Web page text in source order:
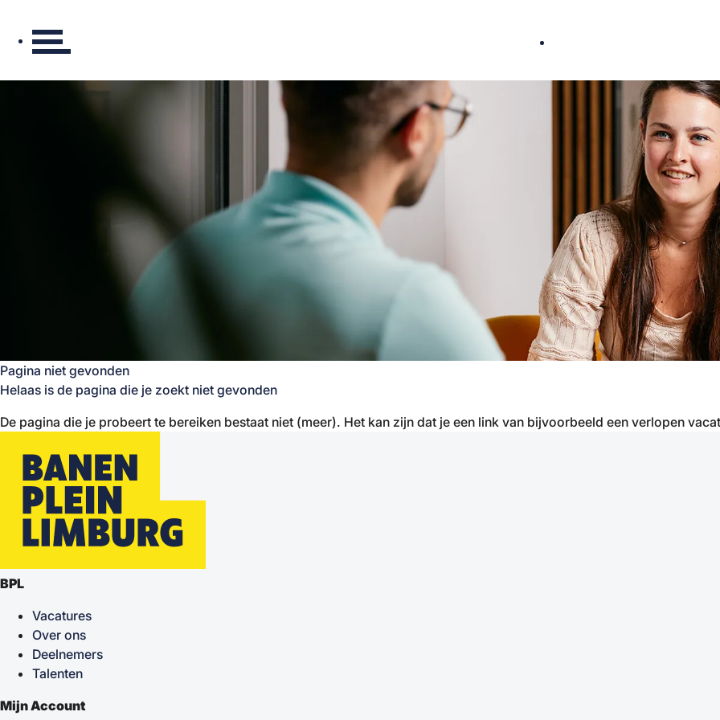
Pagina niet gevonden
Helaas is de pagina die je zoekt niet gevonden
De pagina die je probeert te bereiken bestaat niet (meer). Het kan zijn dat je een link van bijvoorbeeld een verlopen
BPL
Vacatures
Over ons
Deelnemers
Talenten
Mijn Account